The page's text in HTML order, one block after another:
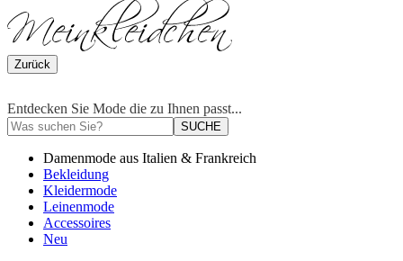
Zurück
Entdecken Sie Mode die zu Ihnen passt...
SUCHE
Damenmode aus Italien & Frankreich
Bekleidung
Kleidermode
Leinenmode
Accessoires
Neu